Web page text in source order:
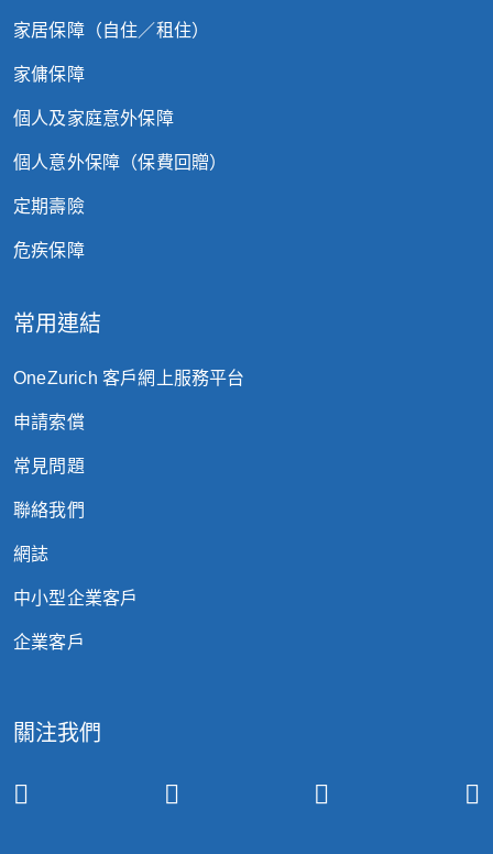
家居保障（自住／租住）
家傭保障
個人及家庭意外保障
個人意外保障（保費回贈）
定期壽險
危疾保障
常用連結
OneZurich 客戶網上服務平台
申請索償
常見問題
聯絡我們
網誌
中小型企業客戶
企業客戶
關注我們